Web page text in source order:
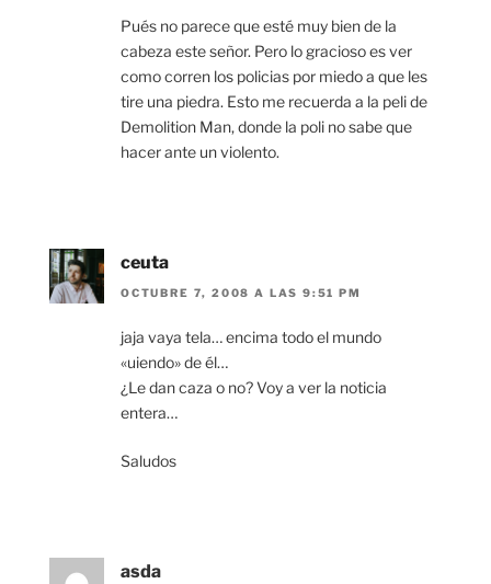
Pués no parece que esté muy bien de la
cabeza este señor. Pero lo gracioso es ver
como corren los policias por miedo a que les
tire una piedra. Esto me recuerda a la peli de
Demolition Man, donde la poli no sabe que
hacer ante un violento.
ceuta
OCTUBRE 7, 2008 A LAS 9:51 PM
jaja vaya tela… encima todo el mundo
«uiendo» de él…
¿Le dan caza o no? Voy a ver la noticia
entera…
Saludos
asda